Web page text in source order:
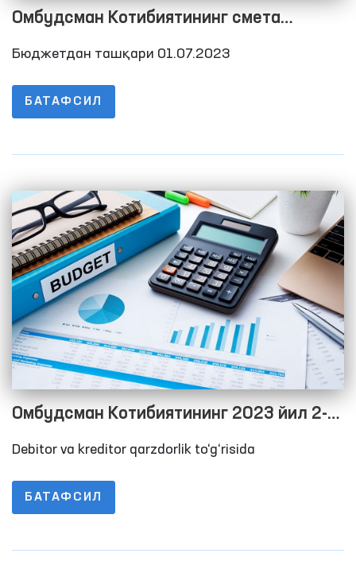
Омбудсман Котибиятининг смета
харажатларини бажарилиши тўғрисида
Бюджетдан ташқари 01.07.2023
БАТАФСИЛ
Омбудсман Котибиятининг 2023 йил 2-
чорак якуни бўйича дебитор ва кредитор
Debitor va kreditor qarzdorlik to‘g‘risida
БАТАФСИЛ